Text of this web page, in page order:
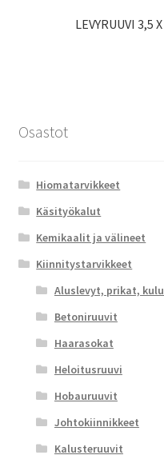
LEVYRUUVI 3,5
Osastot
Hiomatarvikkeet
Käsityökalut
Kemikaalit ja välineet
Kiinnitystarvikkeet
Aluslevyt, prikat,
Betoniruuvit
Haarasokat
Heloitusruuvi
Hobauruuvit
Johtokiinnikkeet
Kalusteruuvit